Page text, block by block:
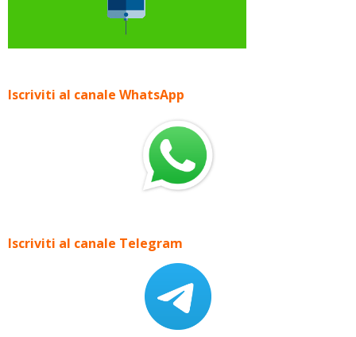
Iscriviti al canale WhatsApp
Iscriviti al canale Telegram